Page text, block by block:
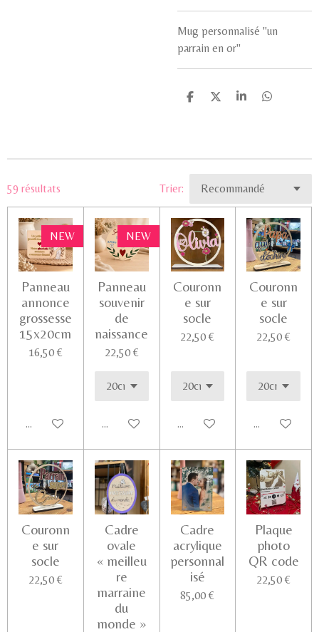
Mug personnalisé "un
parrain en or"
P
g
P
g
P
g
P
g
59 résultats Trier:
NEW
Panneau
annonce
grossesse
15x20cm
16,50 €
Ajouter au panier
NEW
Panneau
souvenir
de
naissance
22,50 €
Voir les détails
Couronn
e sur
socle
22,50 €
Voir les détails
Couronn
e sur
socle
22,50 €
Ajouter au
Couronn
e sur
socle
22,50 €
Cadre
ovale
« meilleu
re
marraine
du
monde »
Cadre
acrylique
personnal
isé
85,00 €
Plaque
photo
QR code
22,50 €